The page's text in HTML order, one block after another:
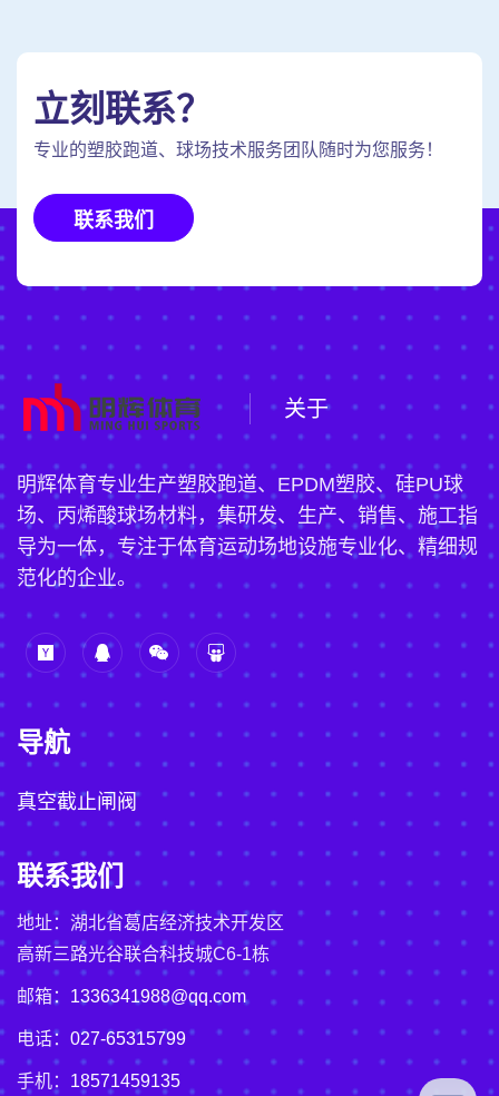
立刻联系？
专业的塑胶跑道、球场技术服务团队随时为您服务！
联系我们
关于
明辉体育专业生产塑胶跑道、EPDM塑胶、硅PU球
场、丙烯酸球场材料，集研发、生产、销售、施工指
导为一体，专注于体育运动场地设施专业化、精细规
范化的企业。
导航
真空截止闸阀
联系我们
地址：湖北省葛店经济技术开发区
高新三路光谷联合科技城C6-1栋
邮箱： 1336341988@qq.com
电话： 027-65315799
手机： 18571459135